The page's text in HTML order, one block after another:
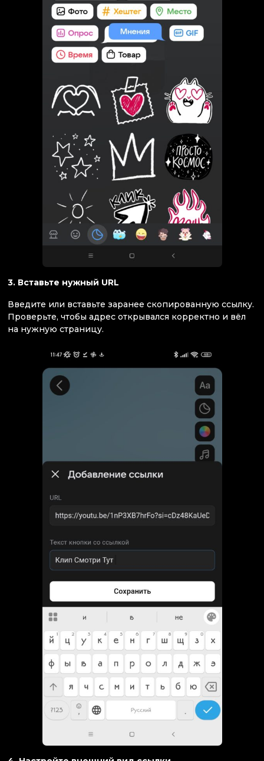
3. Вставьте нужный URL
Введите или вставьте заранее скопированную ссылку.
Проверьте, чтобы адрес открывался корректно и вёл
на нужную страницу.